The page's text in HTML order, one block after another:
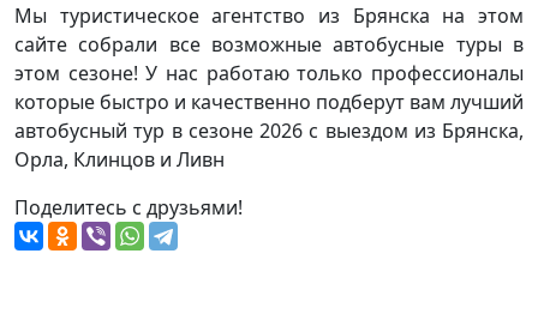
Мы туристическое агентство из Брянска на этом
сайте собрали все возможные автобусные туры в
этом сезоне! У нас работаю только профессионалы
которые быстро и качественно подберут вам лучший
автобусный тур в сезоне 2026 с выездом из Брянска,
Орла, Клинцов и Ливн
Поделитесь с друзьями!